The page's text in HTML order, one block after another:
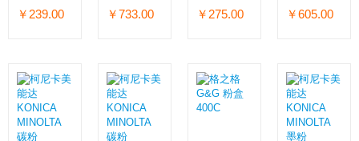
粉 TN-
￥239.00
MINOLTA
￥733.00
MINOLTA
￥275.00
MINOLTA
￥605.00